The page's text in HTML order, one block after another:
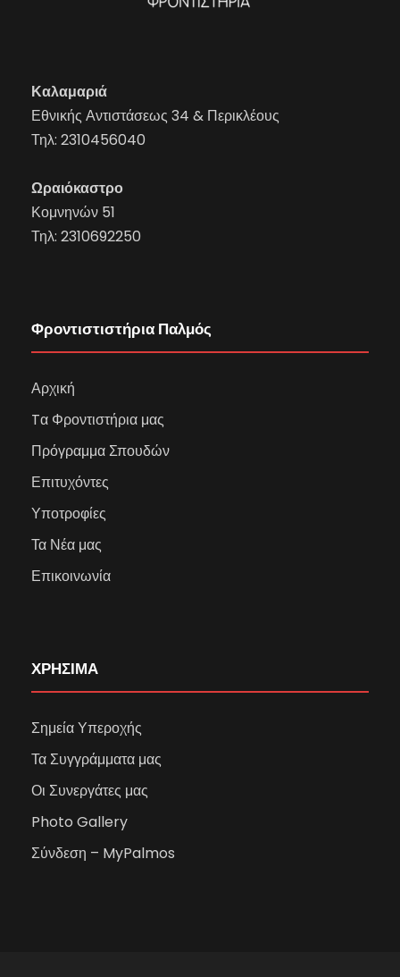
Καλαμαριά
Εθνικής Αντιστάσεως 34 & Περικλέους
Τηλ: 2310456040
Ωραιόκαστρο
Κομνηνών 51
Τηλ: 2310692250
Φροντιστιστήρια Παλμός
Αρχική
Tα Φροντιστήρια μας
Πρόγραμμα Σπουδών
Επιτυχόντες
Υποτροφίες
Τα Νέα μας
Επικοινωνία
ΧΡΗΣΙΜΑ
Σημεία Υπεροχής
Τα Συγγράμματα μας
Οι Συνεργάτες μας
Photo Gallery
Σύνδεση – MyPalmos